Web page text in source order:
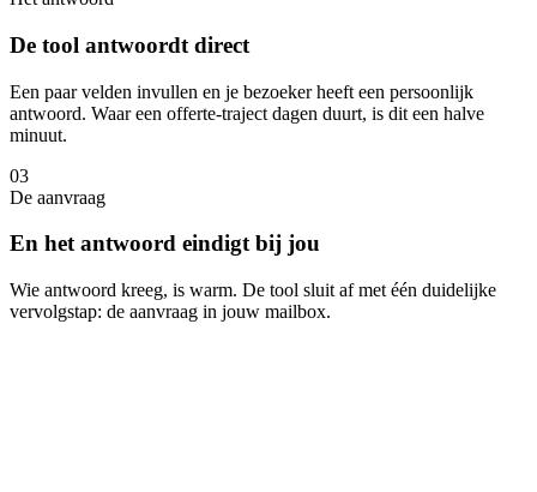
De tool antwoordt direct
Een paar velden invullen en je bezoeker heeft een persoonlijk
antwoord. Waar een offerte-traject dagen duurt, is dit een halve
minuut.
03
De aanvraag
En het antwoord eindigt bij jou
Wie antwoord kreeg, is warm. De tool sluit af met één duidelijke
vervolgstap: de aanvraag in jouw mailbox.